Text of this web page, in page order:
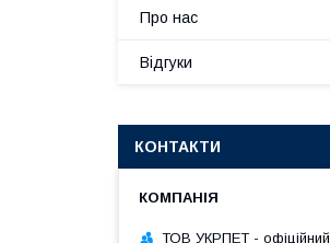
Про нас
Відгуки
КОНТАКТИ
ТОВ УКРПЕТ - офіційний